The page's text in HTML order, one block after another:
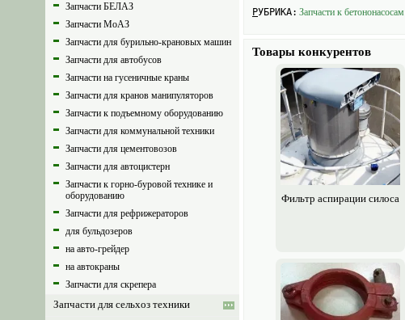
Запчасти БЕЛАЗ
Запчасти МоАЗ
Запчасти для бурильно-крановых машин
Запчасти для автобусов
Запчасти на гусеничные краны
Запчасти для кранов манипуляторов
Запчасти к подъемному оборудованию
Запчасти для коммунальной техники
Запчасти для цементовозов
Запчасти для автоцистерн
Запчасти к горно-буровой технике и
оборудованию
Запчасти для рефрижераторов
для бульдозеров
на авто-грейдер
на автокраны
Запчасти для скрепера
Запчасти для сельхоз техники
РУБРИКА: Запчасти к бетононасосам
Товары конкурентов
Фильтр аспирации силоса